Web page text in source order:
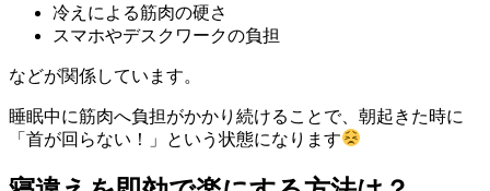
冷えによる筋肉の硬さ
スマホやデスクワークの負担
などが関係しています。
睡眠中に筋肉へ負担がかかり続けることで、朝起きた時に
「首が回らない！」という状態になります